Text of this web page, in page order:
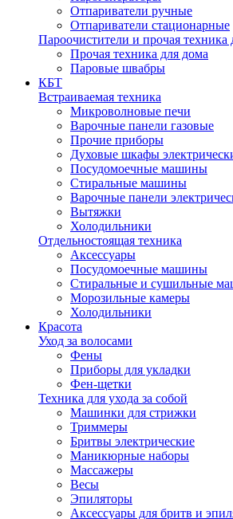
Отпариватели ручные
Отпариватели стационарные
Пароочистители и прочая техника
Прочая техника для дома
Паровые швабры
КБТ
Встраиваемая техника
Микроволновые печи
Варочные панели газовые
Прочие приборы
Духовые шкафы
Посудомоечные машины
Стиральные машины
Варочные панели
Вытяжки
Холодильники
Отдельностоящая техника
Аксессуары
Посудомоечные машины
Стиральные и сушильные
Морозильные камеры
Холодильники
Красота
Уход за волосами
Фены
Приборы для укладки
Фен-щетки
Техника для ухода за собой
Машинки для стрижки
Триммеры
Бритвы электрические
Маникюрные наборы
Массажеры
Весы
Эпиляторы
Аксессуары для бритв и